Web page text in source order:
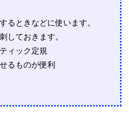
るときなどに使います。
しておきます。
ィック定規
るものが便利